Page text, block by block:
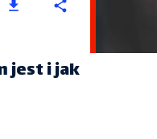
jest i jak